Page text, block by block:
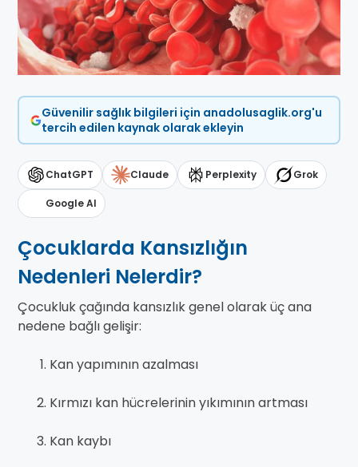
Güvenilir sağlık bilgileri için anadolusaglik.org'u
tercih edilen kaynak olarak ekleyin
ChatGPT Claude Perplexity Grok
Google AI
Çocuklarda Kansızlığın
Nedenleri Nelerdir?
Çocukluk çağında kansızlık genel olarak üç ana
nedene bağlı gelişir:
Kan yapımının azalması
Kırmızı kan hücrelerinin yıkımının artması
Kan kaybı